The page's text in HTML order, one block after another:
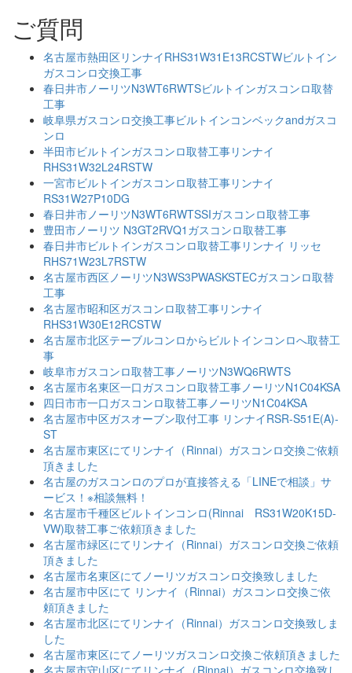
ご質問
名古屋市熱田区リンナイRHS31W31E13RCSTWビルトイン
ガスコンロ交換工事
春日井市ノーリツN3WT6RWTSビルトインガスコンロ取替
工事
岐阜県ガスコンロ交換工事ビルトインコンベックandガスコ
ンロ
半田市ビルトインガスコンロ取替工事リンナイ
RHS31W32L24RSTW
一宮市ビルトインガスコンロ取替工事リンナイ
RS31W27P10DG
春日井市ノーリツN3WT6RWTSSIガスコンロ取替工事
豊田市ノーリツ N3GT2RVQ1ガスコンロ取替工事
春日井市ビルトインガスコンロ取替工事リンナイ リッセ
RHS71W23L7RSTW
名古屋市西区ノーリツN3WS3PWASKSTECガスコンロ取替
工事
名古屋市昭和区ガスコンロ取替工事リンナイ
RHS31W30E12RCSTW
名古屋市北区テーブルコンロからビルトインコンロへ取替工
事
岐阜市ガスコンロ取替工事ノーリツN3WQ6RWTS
名古屋市名東区一口ガスコンロ取替工事ノーリツN1C04KSA
四日市市一口ガスコンロ取替工事ノーリツN1C04KSA
名古屋市中区ガスオーブン取付工事 リンナイRSR-S51E(A)-
ST
名古屋市東区にてリンナイ（Rinnai）ガスコンロ交換ご依頼
頂きました
名古屋のガスコンロのプロが直接答える「LINEで相談」サ
ービス！※相談無料！
名古屋市千種区ビルトインコンロ(Rinnai RS31W20K15D-
VW)取替工事ご依頼頂きました
名古屋市緑区にてリンナイ（Rinnai）ガスコンロ交換ご依頼
頂きました
名古屋市名東区にてノーリツガスコンロ交換致しました
名古屋市中区にて リンナイ（Rinnai）ガスコンロ交換ご依
頼頂きました
名古屋市北区にてリンナイ（Rinnai）ガスコンロ交換致しま
した
名古屋市東区にてノーリツガスコンロ交換ご依頼頂きました
名古屋市守山区にてリンナイ（Rinnai）ガスコンロ交換致し